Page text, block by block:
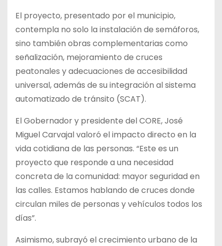
El proyecto, presentado por el municipio,
contempla no solo la instalación de semáforos,
sino también obras complementarias como
señalización, mejoramiento de cruces
peatonales y adecuaciones de accesibilidad
universal, además de su integración al sistema
automatizado de tránsito (SCAT).
El Gobernador y presidente del CORE, José
Miguel Carvajal valoró el impacto directo en la
vida cotidiana de las personas. “Este es un
proyecto que responde a una necesidad
concreta de la comunidad: mayor seguridad en
las calles. Estamos hablando de cruces donde
circulan miles de personas y vehículos todos los
días”.
Asimismo, subrayó el crecimiento urbano de la